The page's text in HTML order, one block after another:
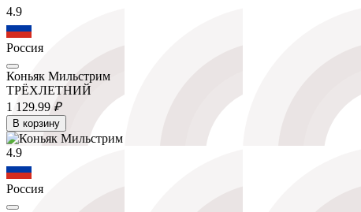
4.9
Россия
Коньяк Мильстрим
ТРЁХЛЕТНИЙ
1 129.99 ₽
В корзину
4.9
Россия